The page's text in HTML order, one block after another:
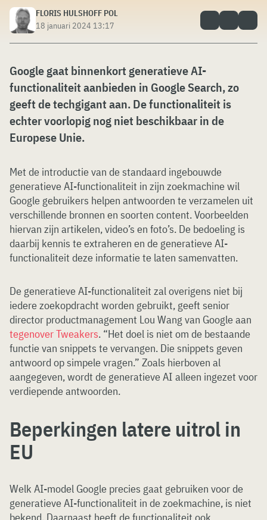
FLORIS HULSHOFF POL
18 januari 2024 13:17
Google gaat binnenkort generatieve AI-
functionaliteit aanbieden in Google Search, zo
geeft de techgigant aan. De functionaliteit is
echter voorlopig nog niet beschikbaar in de
Europese Unie.
Met de introductie van de standaard ingebouwde
generatieve AI-functionaliteit in zijn zoekmachine wil
Google gebruikers helpen antwoorden te verzamelen uit
verschillende bronnen en soorten content. Voorbeelden
hiervan zijn artikelen, video’s en foto’s. De bedoeling is
daarbij kennis te extraheren en de generatieve AI-
functionaliteit deze informatie te laten samenvatten.
De generatieve AI-functionaliteit zal overigens niet bij
iedere zoekopdracht worden gebruikt, geeft senior
director productmanagement Lou Wang van Google aan
tegenover Tweakers. “Het doel is niet om de bestaande
functie van snippets te vervangen. Die snippets geven
antwoord op simpele vragen.” Zoals hierboven al
aangegeven, wordt de generatieve AI alleen ingezet voor
verdiepende antwoorden.
Beperkingen latere uitrol in
EU
Welk AI-model Google precies gaat gebruiken voor de
generatieve AI-functionaliteit in de zoekmachine, is niet